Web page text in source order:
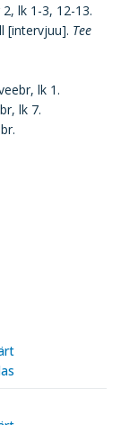
2, lk 1-3, 12-13.
[intervjuu]. Tee
lk 1.
lk 7.